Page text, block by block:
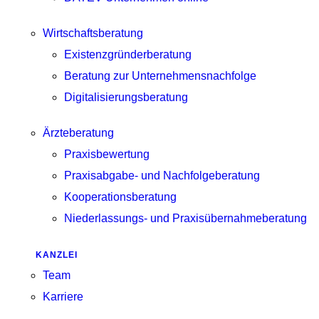
Wirtschaftsberatung
Existenzgründerberatung
Beratung zur Unternehmensnachfolge
Digitalisierungsberatung
Ärzteberatung
Praxisbewertung
Praxisabgabe- und Nachfolgeberatung
Kooperationsberatung
Niederlassungs- und Praxisübernahmeberatung
KANZLEI
Team
Karriere